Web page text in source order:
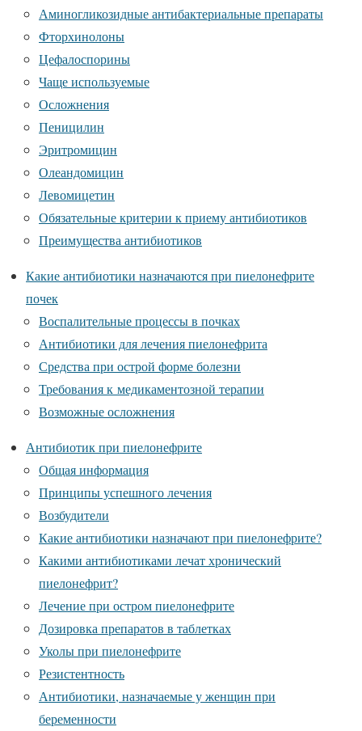
Аминогликозидные антибактериальные препараты
Фторхинолоны
Цефалоспорины
Чаще используемые
Осложнения
Пеницилин
Эритромицин
Олеандомицин
Левомицетин
Обязательные критерии к приему антибиотиков
Преимущества антибиотиков
Какие антибиотики назначаются при пиелонефрите
почек
Воспалительные процессы в почках
Антибиотики для лечения пиелонефрита
Средства при острой форме болезни
Требования к медикаментозной терапии
Возможные осложнения
Антибиотик при пиелонефрите
Общая информация
Принципы успешного лечения
Возбудители
Какие антибиотики назначают при пиелонефрите?
Какими антибиотиками лечат хронический
пиелонефрит?
Лечение при остром пиелонефрите
Дозировка препаратов в таблетках
Уколы при пиелонефрите
Резистентность
Антибиотики, назначаемые у женщин при
беременности